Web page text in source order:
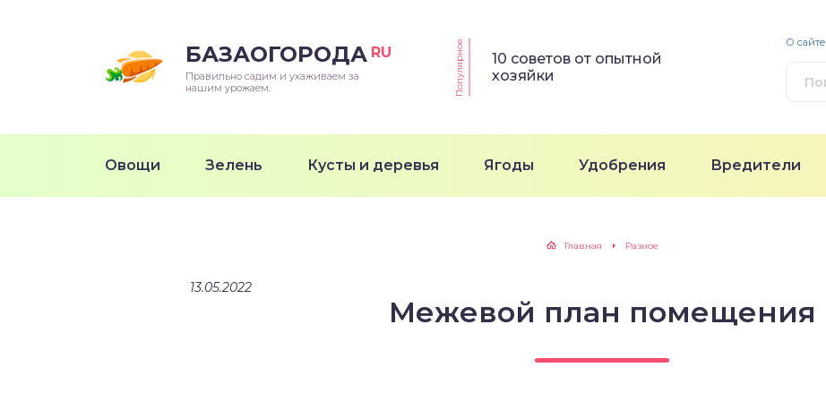
БАЗАОГОРОДА RU
Правильно садим и ухаживаем за
нашим урожаем.
Популярное
10 советов от опытной
хозяйки
Овощи Зелень Кусты и деревья Ягоды Удобрения Вредители
О сайте
Главная Разное
13.05.2022
Межевой план помещения